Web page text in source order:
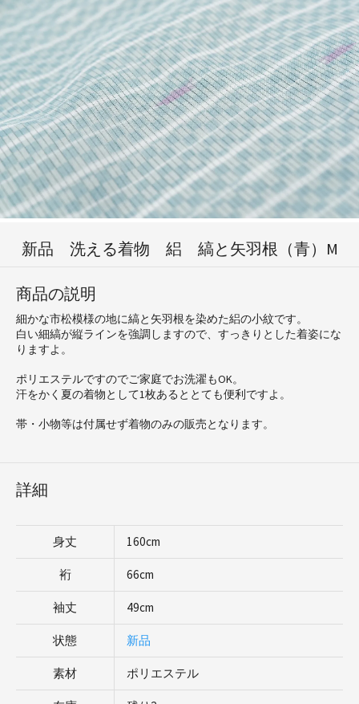
新品 洗える着物 絽 縞と矢羽根（青）M
商品の説明
細かな市松模様の地に縞と矢羽根を染めた絽の小紋です。
白い細縞が縦ラインを強調しますので、すっきりとした着姿にな
りますよ。
ポリエステルですのでご家庭でお洗濯もOK。
汗をかく夏の着物として1枚あるととても便利ですよ。
帯・小物等は付属せず着物のみの販売となります。
詳細
身丈 160cm
裄 66cm
袖丈 49cm
状態 新品
素材 ポリエステル